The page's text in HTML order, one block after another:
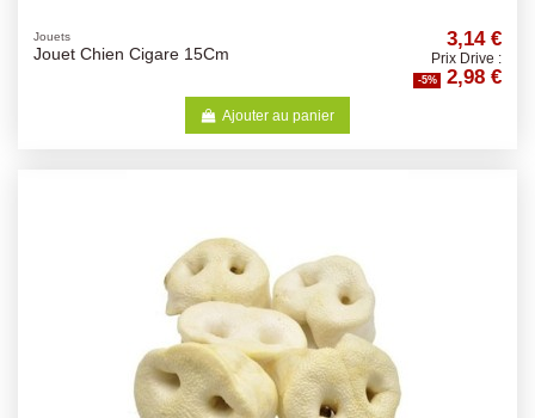
Jouets
Jouet Chien Cigare 15Cm
3,14 €
Prix Drive :
-5% 2,98 €
Ajouter au panier